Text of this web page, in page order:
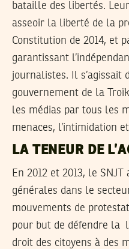
bataille des libertés.
asseoir la liberté de la
Constitution de 2014, et
garantissant
journalistes. Il s’agissait
gouvernement de la
les médias par tous les
menaces, l’intimidation
LA TENEUR DE
En 2012 et 2013, le
générales dans le
mouvements de
pour but de défendre la
droit des citoyens à des